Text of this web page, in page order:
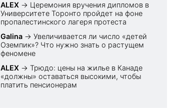
ALEX → Церемония вручения дипломов в
Университете Торонто пройдет на фоне
пропалестинского лагеря протеста
Galina →Увеличивается ли число «детей
Оземпик»? Что нужно знать о растущем
феномене
ALEX →Трюдо: цены на жилье в Канаде
«должны» оставаться высокими, чтобы
платить пенсионерам